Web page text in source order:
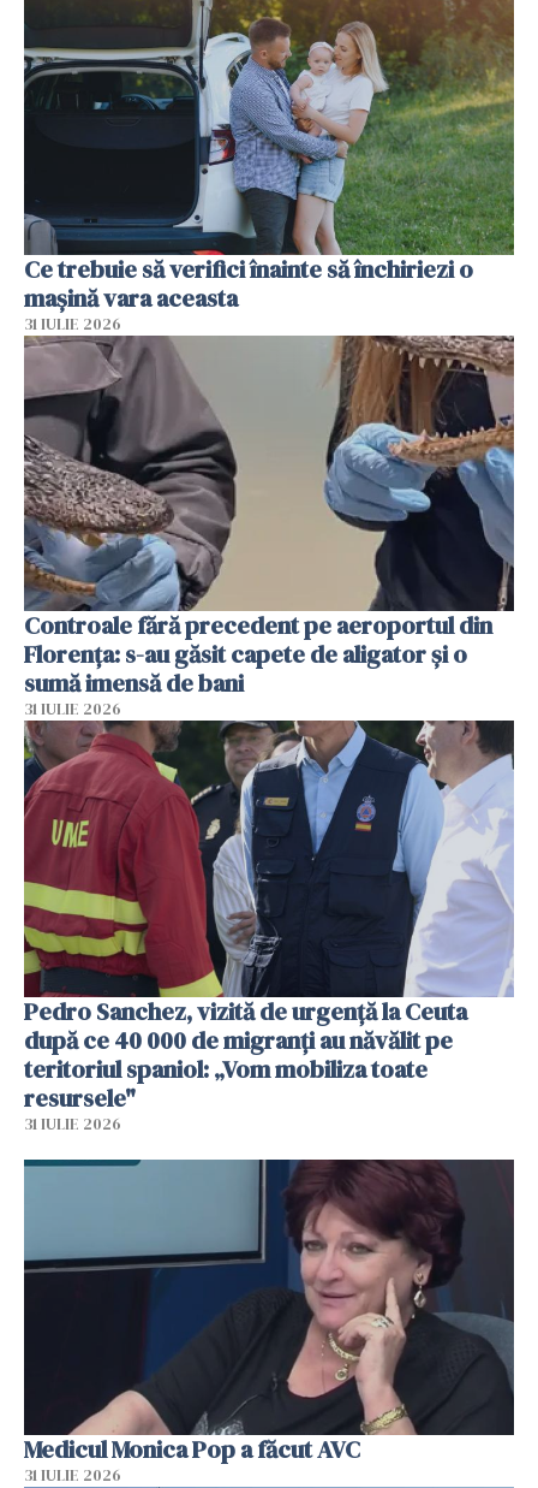
Ce trebuie să verifici înainte să închiriezi o
mașină vara aceasta
31 IULIE 2026
Controale fără precedent pe aeroportul din
Florența: s-au găsit capete de aligator și o
sumă imensă de bani
31 IULIE 2026
Pedro Sanchez, vizită de urgență la Ceuta
după ce 40 000 de migranți au năvălit pe
teritoriul spaniol: „Vom mobiliza toate
resursele"
31 IULIE 2026
Medicul Monica Pop a făcut AVC
31 IULIE 2026